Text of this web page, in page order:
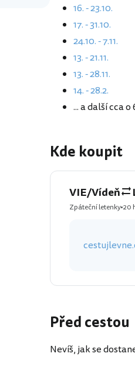
16. - 23.10.
17. - 31.10.
24.10. - 7.11.
13. - 21.11.
13. - 28.11.
14. - 28.2.
... a další cca
Kde koupit
VIE/Vídeň
Zpáteční letenky 20
Před cestou
Nevíš, jak se